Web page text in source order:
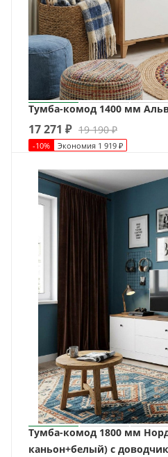
Тумба-комод 1400 мм
17 271 ₽ 19 190₽
-10% Экономия 1 919 ₽
Тумба-комод 1800 мм
каньон+белый) с